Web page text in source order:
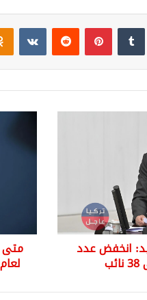
بينتيريست
انخفض عدد
تحديد
لعام
2024:
الاجتماع
وتوقعات
متى
لعام 2024: الاجتماع الثالث